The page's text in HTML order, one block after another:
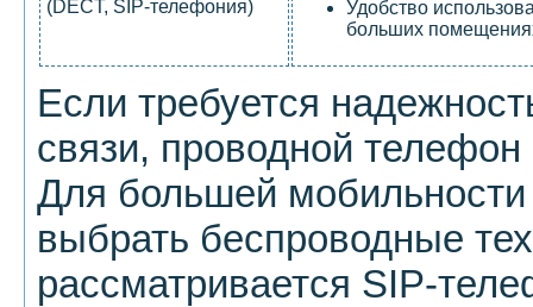
(DECT, SIP-телефония)
Удобство
больших
Если требуется
связи, проводной
Для большей
выбрать беспроводные
рассматривается SIP-